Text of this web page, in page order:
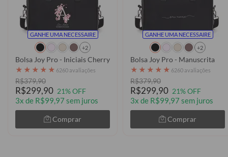
GANHE UMA NECESSAIRE
+2
Bolsa Joy Pro - Iniciais Cherry Blossom
★ ★ ★ ★ ★ 6260 avaliações
R$379,90
R$299,90 21% OFF
3x de R$99,97 sem juros
Comprar
GANHE UMA NECESSAIRE
+2
Bolsa Joy Pro - Manuscrita
★ ★ ★ ★ ★ 6260 avaliações
R$379,90
R$299,90 21% OFF
3x de R$99,97 sem juros
Comprar